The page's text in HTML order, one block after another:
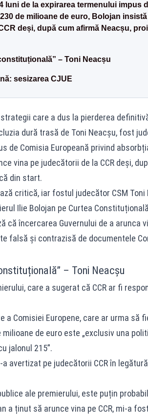
luni de la expirarea termenului impus
de milioane de euro, Bolojan insistă
deși, după cum afirmă Neacșu,
– Toni Neacșu
sesizarea CJUE
care a dus la pierderea
dură trasă de Toni Neacșu, fost
de Comisia Europeană privind
vina pe judecătorii de la CCR deși,
din start.
critică, iar fostul judecător CSM Toni
Ilie Bolojan pe Curtea
încercarea Guvernului de a arunca
falsă și contrazisă de documentele
– Toni Neacșu
care a sugerat că CCR ar fi
Comisiei Europene, care ar urma să
de euro este „exclusiv una
jalonul 215”.
avertizat pe judecătorii CCR în
ale premierului, este puțin probabil
a ținut să arunce vina pe CCR, mi-a